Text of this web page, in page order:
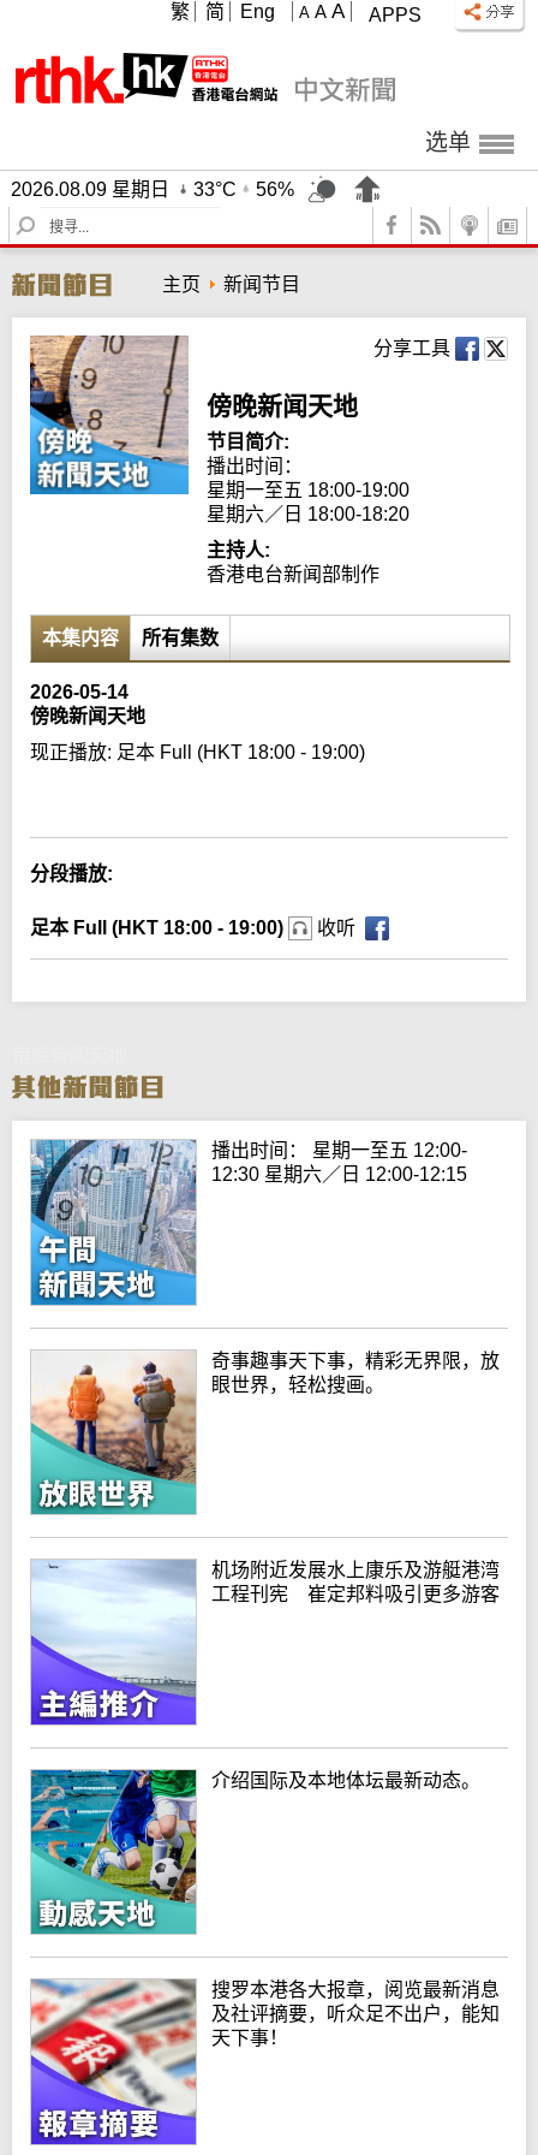
APPS
A A A
繁 简 Eng
选单
2026.08.09 星期日 33°C
56%
S
e
r
c
h
主页 新闻节目
分享工具
傍晚新闻天地
节目简介:
播出时间：
星期一至五 18:00-19:00
星期六／日 18:00-18:20
主持人:
香港电台新闻部制作
本集内容 所有集数
2026-05-14
傍晚新闻天地
现正播放: 足本 Full (HKT 18:00 - 19:00)
分段播放:
足本 Full (HKT 18:00 - 19:00) 收听
播出时间： 星期一至五 12:00-
12:30 星期六／日 12:00-12:15
奇事趣事天下事，精彩无界限，放
眼世界，轻松搜画。
机场附近发展水上康乐及游艇港湾
工程刊宪 崔定邦料吸引更多游客
介绍国际及本地体坛最新动态。
搜罗本港各大报章，阅览最新消息
及社评摘要，听众足不出户，能知
天下事！